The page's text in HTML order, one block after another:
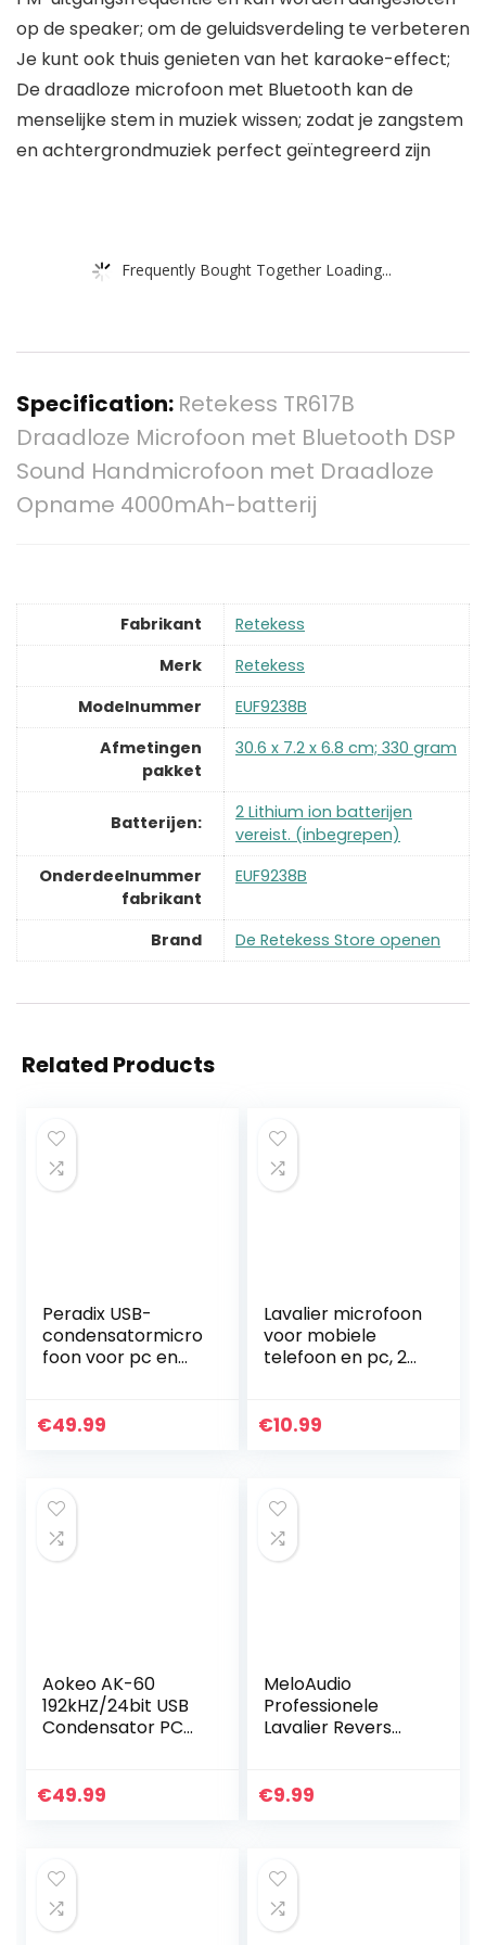
op de speaker; om de geluidsverdeling te verbeteren
Je kunt ook thuis genieten van het karaoke-effect;
De draadloze microfoon met Bluetooth kan de
menselijke stem in muziek wissen; zodat je zangstem
en achtergrondmuziek perfect geïntegreerd zijn
Frequently Bought Together Loading...
Specification: Retekess TR617B
Draadloze Microfoon met Bluetooth DSP
Sound Handmicrofoon met Draadloze
Opname 4000mAh-batterij
Fabrikant
‎Retekess
Merk
‎Retekess
Modelnummer
‎EUF9238B
Afmetingen
pakket
‎30.6 x 7.2 x 6.8 cm; 330 gram
Batterijen:
‎2 Lithium ion batterijen
vereist. (inbegrepen)
Onderdeelnummer
fabrikant
‎EUF9238B
Brand De Retekess Store openen
Related Products
Peradix USB-
condensatormicro
foon voor pc en
met
er, voorruit…
€49.99
Lavalier microfoon
voor mobiele
telefoon en pc, 2M
condensator Lapel
€10.99
Aokeo AK-60
192kHZ/24bit USB
Condensator PC
YouTube Video,
€49.99
MeloAudio
Professionele
Lavalier Revers
Ruisonderdrukken
€9.99